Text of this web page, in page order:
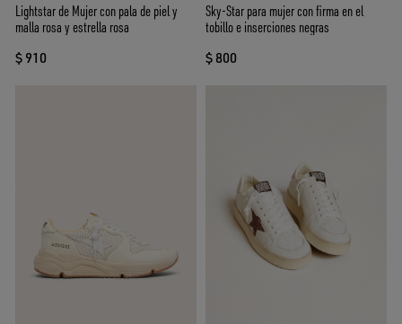
Lightstar de Mujer con pala de piel y
malla rosa y estrella rosa
$ 910
Sky-Star para mujer con firma en el
tobillo e inserciones negras
$ 800